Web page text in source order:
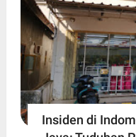
Insiden di